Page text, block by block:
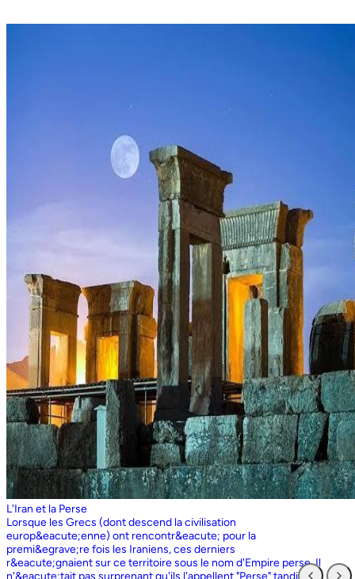
L'Iran et la Perse
Lorsque les Grecs (dont descend la civilisation europ&eacute;enne) ont rencontr&eacute; pour la premi&egrave;re fois les Iraniens, ces derniers r&eacute;gnaient sur ce territoire sous le nom d'Empire perse. Il n'&eacute;tait pas surprenant qu'ils l'appellent "Perse" tandis que les Perses, qui sont entr&eacute;s en contact pour la premi&egrave;re fois avec les Grecs ioniens, appelaient l'ensemble du territoire grec "Ionie". Aujourd'hui encore, les Iraniens utilisent le nom d'Ionie pour d&eacute;signer la Gr&egrave;ce (Yunan). La Perse ne faisait partie de l'Iran que dans la mesure o&ugrave; les Perses constituaient une partie du peuple iranien. Pourtant, elle avait parfois un sens encore plus large que l'Iran, car ce que l'on appelait historiquement la Perse ou l'empire perse comprenait non seulement un territoire beaucoup plus vaste que l'Iran actuel, mais aussi des pays et des peuples non iraniens comme l'&Eacute;gypte. "Perse" est rest&eacute; le terme europ&eacute;en pour l'Iran jusqu'en 1935, date &agrave; laquelle le gouvernement iranien a insist&eacute; pour que tous les pays appellent officiellement le pays par ce dernier nom. Mais le terme "Perse" a surv&eacute;cu et, encore aujourd'hui, pour de nombreux Occidentaux, la "Perse" a une connotation historique et culturelle beaucoup plus large que celle v&eacute;hicul&eacute;e par le terme "Iran", qu'ils confondaient parfois avec l'Irak. Beaucoup ne savent plus que l'Iran et la Perse sont la m&ecirc;me chose, pensant que l'Iran est aussi un pays arabe ! L'Iran actuel fait partie du plateau iranien, beaucoup plus vaste, dont l'ensemble a parfois fait partie de l'empire perse. Le pays est vaste, plus grand que le Royaume-Uni, la France, l'Espagne et l'Allemagne r&eacute;unis. Il est accident&eacute; et aride et, &agrave; l'exception de deux r&eacute;gions de plaine, il est constitu&eacute; de montagnes et de d&eacute;serts. Il y a deux grandes rang&eacute;es de montagnes, l'Alborz au nord, qui s'&eacute;tend du Caucase au nord-ouest jusqu'au Khorasan &agrave; l'est, et le Zagros, qui s'&eacute;tend de l'ouest au sud-est. Les grands d&eacute;serts, Dasht-e-Kavir et Dasht-e-Lut, tous deux situ&eacute;s &agrave; l'est, sont pratiquement inhabitables. Les deux r&eacute;gions de plaine sont le littoral de la mer Caspienne, qui se trouve au-dessous du niveau de la mer, a un climat subtropical et est couvert de for&ecirc;ts tropicales, et la plaine du Khuzestan au sud-ouest, qui est une continuation des terres fertiles de la M&eacute;sopotamie et est arros&eacute;e par le seul grand fleuve d'Iran, le Karun. Ainsi, la terre est abondante mais l'eau est rare, contrairement &agrave; un pays comme la Hollande o&ugrave; la terre est rare mais l'eau abondante. La raret&eacute; de l'eau a jou&eacute; un r&ocirc;le majeur non seulement en influen&ccedil;ant la nature et les syst&egrave;mes de l'agriculture iranienne, mais aussi un certain nombre de facteurs sociologiques cl&eacute;s, y compris la cause et la nature des &Eacute;tats iraniens. L'&eacute;tendue des montagnes et du d&eacute;sert a naturellement divis&eacute; la population iranienne en groupes relativement isol&eacute;s. Mais l'aridit&eacute; a jou&eacute; un r&ocirc;le encore plus important &agrave; cet &eacute;gard, et ce au niveau des plus petites unit&eacute;s sociales. Dans la majeure partie du pays, l'agriculture et l'&eacute;levage du b&eacute;tail n'&eacute;taient possibles que l&agrave; o&ugrave; l'eau de pluie naturelle, un petit ruisseau, un canal d'eau souterrain, appel&eacute; Qanat, ou une combinaison de ces &eacute;l&eacute;ments fournissait l'approvisionnement minimal n&eacute;cessaire en eau. Le Qanat ou Kariz est un d&eacute;veloppement ing&eacute;nieux des temps anciens, qui remonte &agrave; bien avant la fondation de l'empire perse. &Agrave; partir d'une nappe phr&eacute;atique existante dans les hautes terres, un tunnel est creus&eacute; sous le sol, en pente descendante vers les basses terres (pr&egrave;s des fermes environnantes) o&ugrave; il remonte &agrave; la surface. L'eau qui s'&eacute;coule de la source par gravit&eacute; est ensuite distribu&eacute;e par d'&eacute;troits canaux l&agrave; o&ugrave; elle est n&eacute;cessaire pour l'irrigation et d'autres usages. Le peuple iranien &Agrave; l'origine, les Iraniens &eacute;taient plus une ethnie qu'une nation et les perses se comptaient comme un groupe parmi un bon nombre des Iraniens. A part le pays qui s'appelle aujourd'hui l'Iran, l'Afghanistan et le Tadjikistan appartiennent &eacute;galement &agrave; un territoire iranien plus large dans leurs concepts historiques et culturels. En plus la domaine culturelle iranienne d&eacute;passe encore plus loin que la fronti&egrave;re de l&rsquo;ensemble de ces trois pays et s'&eacute;tendant jusqu&rsquo;au cot&eacute; nordique de l'Inde, l'Ouzb&eacute;kistan, le Turkm&eacute;nistan, le Caucase et l'Anatolie : Aujourd&rsquo;hui , c&rsquo;est ce que l&rsquo;on appelle &lsquo;&rsquo; Monde Persan&rsquo;&rsquo; La langue persane est une des langues iraniennes, alors qu&rsquo;il en existe d'autres vari&eacute;t&eacute;s dont le kurde et le pashto. En Iran, certaines langues locales sont encore parl&eacute;es en tant que des langues vivantes tandis que d&rsquo;autre langues r&eacute;gionales que l&rsquo;iranienne sont &eacute;galement parl&eacute;s en Iran tels que le turc et l&rsquo;arabe. En plus, d'autres formats de la langue persane sont parl&eacute;es en Afghanistan et au Tadjikistan, si bien que les r&eacute;sidents dans ces trois pays arrivent &agrave; se comprendre lors de la conversation et de la communication litt&eacute;raire. Egalement d'autres dialectes persans sont parl&eacute;s en Iran. A vraie dire , n&rsquo;importe quel argument &agrave; propos de l&rsquo;histoire de l&rsquo;Iran, de son &eacute;conomie et de sa politique ne serait pas raisonnable sauf qu&rsquo;on puisse tenir en compte les nomades qui ont &eacute;tabli leurs royaume &agrave; partir de l&rsquo;&eacute;poque des Perses au Qajars qui r&eacute;gnaient jusuq&rsquo;aux20&egrave;me si&egrave;cle. Suit &agrave; la recherches des p&acirc;turages encore plus verts et des sols fertils, diff&eacute;rents &eacute;thnies comme le turques, sont partis vers les r&eacute;gions au nord, nord-est et l&rsquo;est de la Perse . Apr&egrave;s avoir s&rsquo;h&eacute;berger , ils fallait qu&rsquo;ils se pr&eacute;par&egrave;rent pour faire face aux &eacute;nemies etrang&egrave;res . La s&egrave;cheresse, l&rsquo;aridit&eacute; et la densit&eacute; de la population dan leurs propres r&eacute;gions fut la cause de l&rsquo;immigration vers la Perse. D&rsquo;autre part la manqu&eacute; de la pluie et l&rsquo;aridit&eacute; en Iran causait la miragartion des gens vers des r&eacute;gions plus verts : ils se d&eacute;pla&ccedil;aient tous les ann&eacute;es, pour aller vers les r&eacute;gions o&ugrave; il faisait agr&eacute;able pendant l&rsquo;hiver et des r&eacute;gions o&ugrave; le climat faisait moins chaud au cours de l&rsquo;&eacute;t&eacute;. En comparaison avec les les s&eacute;dentaires, les nomades ont des puissances militaires et ils sont plus dynamiques, et plus nombreux que les villageoises qu'ils attaquaient. Ces particularit&eacute;s permettent &agrave; une tribu ou &agrave; un ensemble de tribus de faire diriger les autres vers la formation d&rsquo;un &eacute;tat central : Ensuite il faisait les n&eacute;cessaires pour collecter directement ou via un moyen indirect, la totalit&eacute; des produits agricoles exc&eacute;dentaires pour fournir les affaires financi&egrave;res. Ainsi il devient un &eacute;tat central et capable &agrave; taille de contr&ocirc;ler, d'administrer et de d&eacute;fendre ses vastes territoires. La plupart des souverains iraniens se d&eacute;pla&ccedil;aient la plupart du temps et cette caract&eacute;ristique est racin&eacute; dans leurs origines et leurs esprits. Par exemple les Ach&eacute;m&eacute;nides dirigeaient leurs trois capitales et se d&eacute;pla&ccedil;aient entre : Suse, Pers&eacute;polis et Ecbatane et parfois quatre si on fait inclure la Babylon. D&egrave;s le d&eacute;but ; tous les gouvernements iraniens jusqu&rsquo;au 20&egrave;me si&egrave;cle, on &eacute;t&eacute; fond&eacute;s par des tribus nomades et apr&egrave;s avoir &ecirc;tre uni au sein du gouvernement , il fallait se pr&eacute;parer pour faire face aux d&eacute;fis comme l&rsquo;invasion des nomades dans le pays et ceux qui pourraient attaquer depuis des terres au-del&agrave; des fronti&egrave;res. D'une mani&egrave;re historique, l'Iran a &eacute;t&eacute; le carrefour entre l'Asie et l'Europe, l'Est et l'Ouest. Les personnes, les biens ainsi que les croyances, les normes et produits culturels y sont pass&eacute;s, g&eacute;n&eacute;ralement d'est en ouest, mais pas toujours. L'influence orientale &eacute;tait telle que beaucoup des anciens mythes et l&eacute;gendes iraniens provenaient des terres orientales de l'Iran, bien que l'islam et les Arabes soient venus de la direction oppos&eacute;e. Cette situation g&eacute;ographique particuli&egrave;re a donn&eacute; lieu &agrave; ce que l'on peut appeler &laquo; l'effet carrefour &raquo;, &agrave; la fois d&eacute;stabilisant et enrichissant le pays ; rendant ses habitants hospitaliers et amicaux envers les &eacute;trangers et aussi tr&egrave;s conscients de leur particularit&eacute;. L'une des cons&eacute;quences de l'effet de carrefour est le fait que l'Iran est maintenant peupl&eacute; d&rsquo;une vari&eacute;t&eacute; de communaut&eacute;s ethniques et linguistiques incluant ceux dont la langue maternelle est le persan, ainsi que les Kurdes, les Turcs, les Arabes, les Baloutches, etc. On rencontre les Turcophones dans la r&eacute;gion Nord-ouest de l'Azerba&iuml;djan, aujourd'hui divis&eacute;e en plusieurs provinces, &agrave; la fronti&egrave;re de la Turquie et du Caucase. D'autres peuples turcophones, comme les Turkm&egrave;nes du Centre-nord-est et les tribus turcophones comm